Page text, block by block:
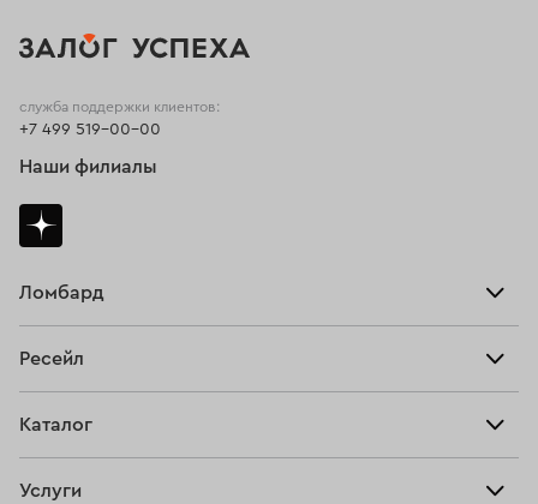
Ломбард
Тарифы
Ресейл
Купить
Каталог
Услуги
служба поддержки клиентов:
+7 499 519-00-00
Наши филиалы